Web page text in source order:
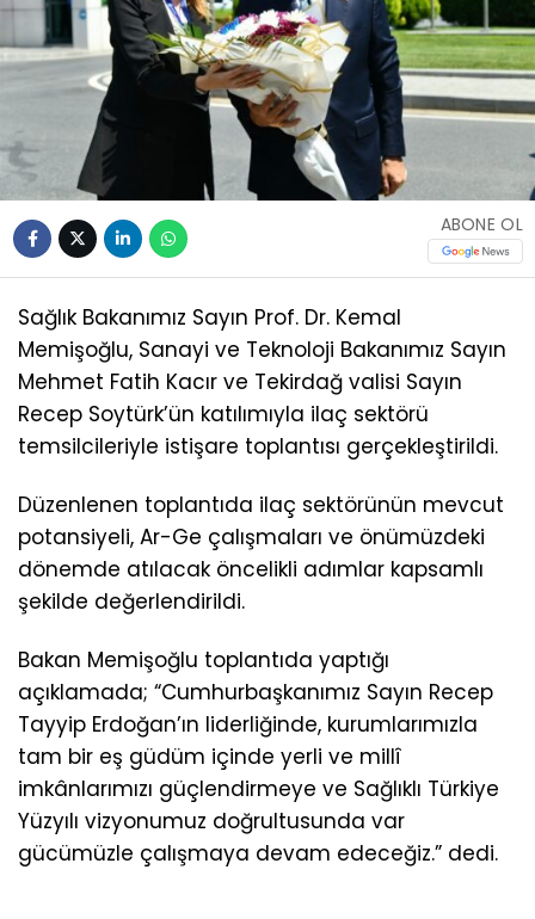
ABONE OL
Sağlık Bakanımız Sayın Prof. Dr. Kemal
Memişoğlu, Sanayi ve Teknoloji Bakanımız Sayın
Mehmet Fatih Kacır ve Tekirdağ valisi Sayın
Recep Soytürk’ün katılımıyla ilaç sektörü
temsilcileriyle istişare toplantısı gerçekleştirildi.
Düzenlenen toplantıda ilaç sektörünün mevcut
potansiyeli, Ar-Ge çalışmaları ve önümüzdeki
dönemde atılacak öncelikli adımlar kapsamlı
şekilde değerlendirildi.
Bakan Memişoğlu toplantıda yaptığı
açıklamada; “Cumhurbaşkanımız Sayın Recep
Tayyip Erdoğan’ın liderliğinde, kurumlarımızla
tam bir eş güdüm içinde yerli ve millî
imkânlarımızı güçlendirmeye ve Sağlıklı Türkiye
Yüzyılı vizyonumuz doğrultusunda var
gücümüzle çalışmaya devam edeceğiz.” dedi.